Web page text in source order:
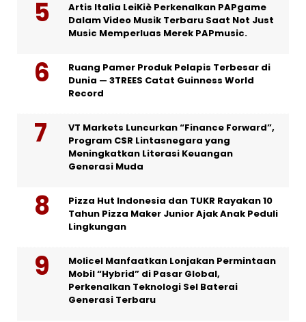
Artis Italia LeiKiè Perkenalkan PAPgame
Dalam Video Musik Terbaru Saat Not Just
Music Memperluas Merek PAPmusic.
Ruang Pamer Produk Pelapis Terbesar di
Dunia — 3TREES Catat Guinness World
Record
VT Markets Luncurkan “Finance Forward”,
Program CSR Lintasnegara yang
Meningkatkan Literasi Keuangan
Generasi Muda
Pizza Hut Indonesia dan TUKR Rayakan 10
Tahun Pizza Maker Junior Ajak Anak Peduli
Lingkungan
Molicel Manfaatkan Lonjakan Permintaan
Mobil “Hybrid” di Pasar Global,
Perkenalkan Teknologi Sel Baterai
Generasi Terbaru